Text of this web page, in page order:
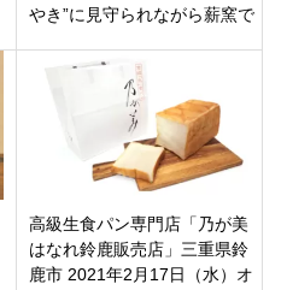
やき”に見守られながら薪窯で
麦のオーガニックなベーカリ
高級生食パン専門店「乃が美
はなれ鈴鹿販売店」三重県鈴
鹿市 2021年2月17日（水）オ